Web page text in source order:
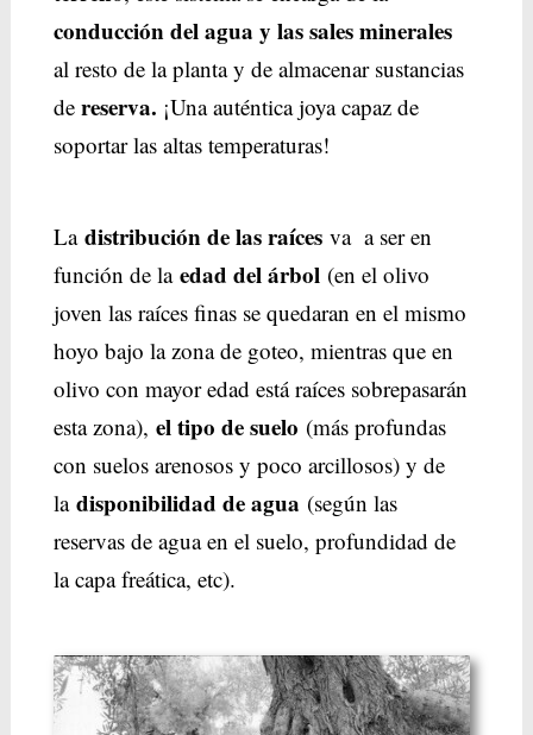
conducción del agua y las sales minerales
al resto de la planta y de almacenar sustancias
de reserva. ¡Una auténtica joya capaz de
soportar las altas temperaturas!
La distribución de las raícesva a ser en
función de la edad del árbol (en el olivo
joven las raíces finas se quedaran en el mismo
hoyo bajo la zona de goteo, mientras que en
olivo con mayor edad está raíces sobrepasarán
esta zona), el tipo de suelo (más profundas
con suelos arenosos y poco arcillosos) y de
la disponibilidad de agua (según las
reservas de agua en el suelo, profundidad de
la capa freática, etc).